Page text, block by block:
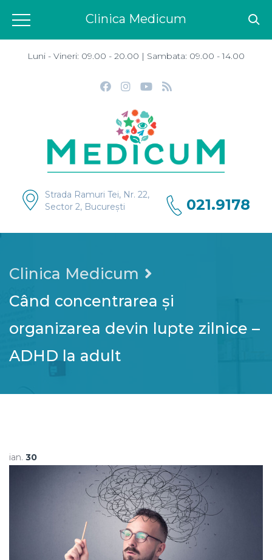
Luni - Vineri: 09.00 - 20.00 | Sambata: 09.00 - 14.00
Strada Ramuri Tei, Nr. 22,
Sector 2, București
021.9178
Clinica Medicum
Când concentrarea și
organizarea devin lupte zilnice –
ADHD la adult
ian. 30
Clinica Medicum